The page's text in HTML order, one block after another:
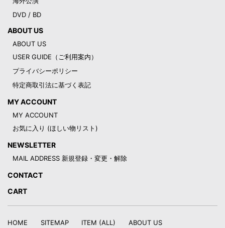
DVD / BD
ABOUT US
ABOUT US
USER GUIDE（ご利用案内）
プライバシーポリシー
特定商取引法に基づく表記
MY ACCOUNT
MY ACCOUNT
お気に入り (ほしい物リスト)
NEWSLETTER
MAIL ADDRESS 新規登録・変更・解除
CONTACT
CART
HOME SITEMAP ITEM (ALL) ABOUT US